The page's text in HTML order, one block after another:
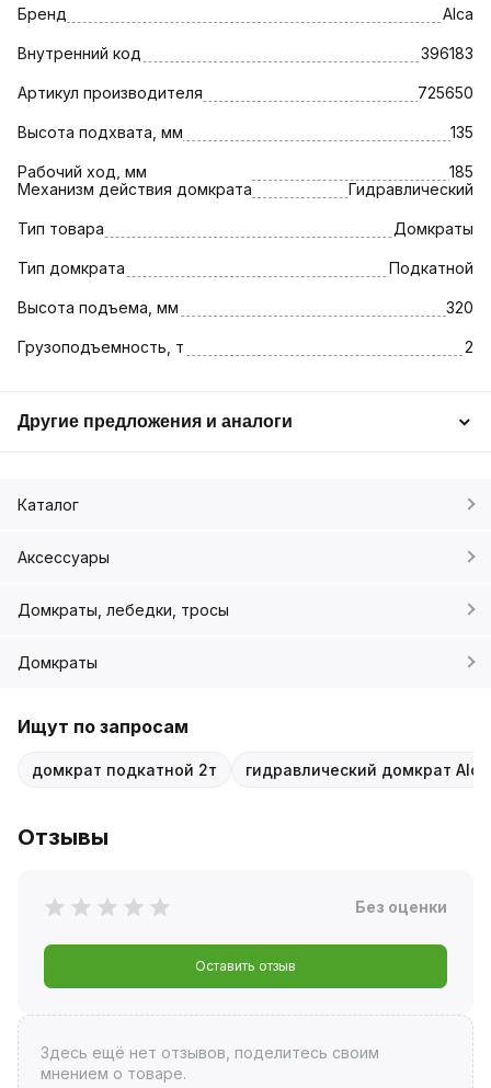
Бренд Alca
Внутренний код 396183
Артикул производителя 725650
Высота подхвата, мм 135
Рабочий ход, мм
185
Механизм действия домкрата
Гидравлический
Тип товара Домкраты
Тип домкрата Подкатной
Высота подъема, мм 320
Грузоподъемность, т 2
Другие предложения и аналоги
Каталог
Аксессуары
Домкраты, лебедки, тросы
Домкраты
Ищут по запросам
домкрат подкатной 2т гидравлический домкрат Alca
Отзывы
Без оценки
Оставить отзыв
Здесь ещё нет отзывов, поделитесь своим
мнением о товаре.